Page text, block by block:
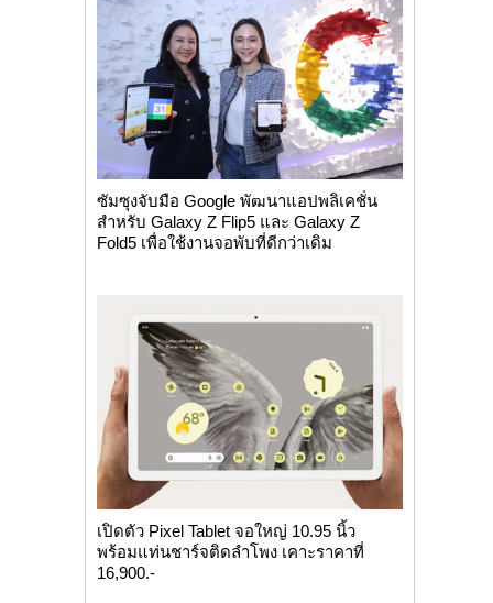
ซัมซุงจับมือ Google พัฒนาแอปพลิเคชั่น
สำหรับ Galaxy Z Flip5 และ Galaxy Z
Fold5 เพื่อใช้งานจอพับที่ดีกว่าเดิม
เปิดตัว Pixel Tablet จอใหญ่ 10.95 นิ้ว
พร้อมแท่นชาร์จติดลำโพง เคาะราคาที่
16,900.-